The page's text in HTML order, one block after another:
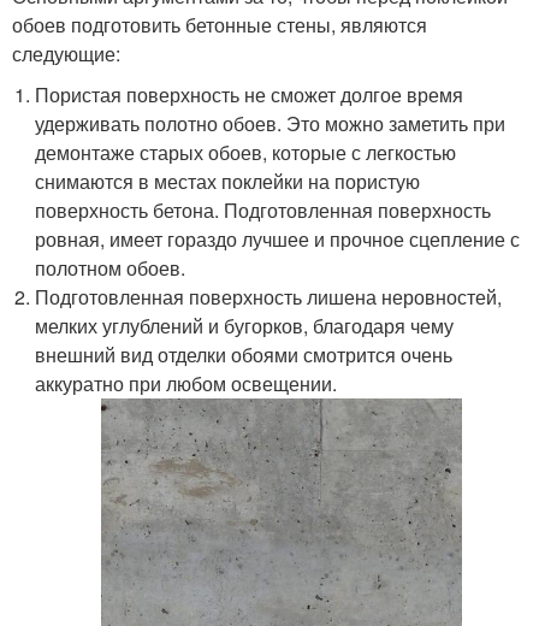
обоев подготовить бетонные стены, являются
следующие:
Пористая поверхность не сможет долгое время
удерживать полотно обоев. Это можно заметить при
демонтаже старых обоев, которые с легкостью
снимаются в местах поклейки на пористую
поверхность бетона. Подготовленная поверхность
ровная, имеет гораздо лучшее и прочное сцепление с
полотном обоев.
Подготовленная поверхность лишена неровностей,
мелких углублений и бугорков, благодаря чему
внешний вид отделки обоями смотрится очень
аккуратно при любом освещении.